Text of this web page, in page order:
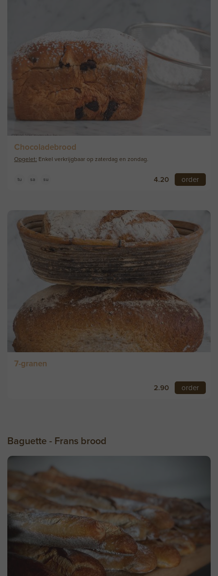
Chocoladebrood
Opgelet: Enkel verkrijgbaar op zaterdag en zondag.
tu sa su 4.20 order
7-granen
2.90 order
Baguette - Frans brood